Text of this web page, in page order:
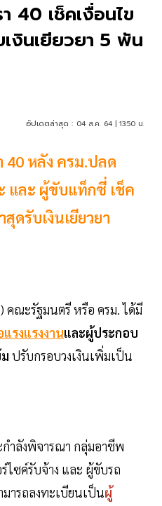
40 เช็คเงื่อนไข
งินเยียวยา 5 พัน
อัปเดตล่าสุด : 04 ส.ค. 64 | 13:50 น.
40 หลัง ครม.ปลด
และ ผู้ขับแท็กซี่ เช็ค
ดรับเงินเยียวยา
คณะรัฐมนตรี หรือ ครม. ได้มี
รงแรงงานและผู้ประกอบ
ปรับกรอบวงเงินเพิ่มเป็น
ำลังพิจารณา กลุ่มอาชีพ
ไซค์รับจ้าง และ ผู้ขับรถ
ารถลงทะเบียนเป็นผู้